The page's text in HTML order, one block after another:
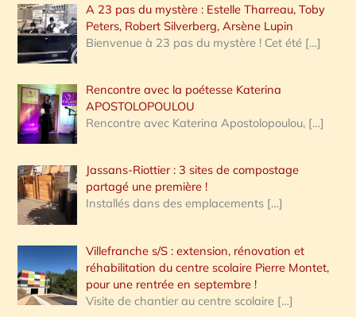
A 23 pas du mystère : Estelle Tharreau, Toby
Peters, Robert Silverberg, Arsène Lupin
Bienvenue à 23 pas du mystère ! Cet été […]
Rencontre avec la poétesse Katerina
APOSTOLOPOULOU
Rencontre avec Katerina Apostolopoulou, […]
Jassans-Riottier : 3 sites de compostage
partagé une première !
Installés dans des emplacements […]
Villefranche s/S : extension, rénovation et
réhabilitation du centre scolaire Pierre Montet,
pour une rentrée en septembre !
Visite de chantier au centre scolaire […]